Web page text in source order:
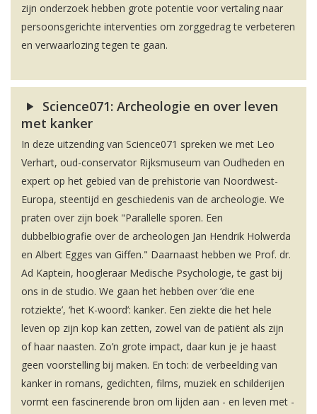
zijn onderzoek hebben grote potentie voor vertaling naar
persoonsgerichte interventies om zorggedrag te verbeteren
en verwaarlozing tegen te gaan.
Science071: Archeologie en over leven
met kanker
In deze uitzending van Science071 spreken we met Leo
Verhart, oud-conservator Rijksmuseum van Oudheden en
expert op het gebied van de prehistorie van Noordwest-
Europa, steentijd en geschiedenis van de archeologie. We
praten over zijn boek "Parallelle sporen. Een
dubbelbiografie over de archeologen Jan Hendrik Holwerda
en Albert Egges van Giffen." Daarnaast hebben we Prof. dr.
Ad Kaptein, hoogleraar Medische Psychologie, te gast bij
ons in de studio. We gaan het hebben over ‘die ene
rotziekte’, ‘het K-woord’: kanker. Een ziekte die het hele
leven op zijn kop kan zetten, zowel van de patiënt als zijn
of haar naasten. Zo’n grote impact, daar kun je je haast
geen voorstelling bij maken. En toch: de verbeelding van
kanker in romans, gedichten, films, muziek en schilderijen
vormt een fascinerende bron om lijden aan - en leven met -